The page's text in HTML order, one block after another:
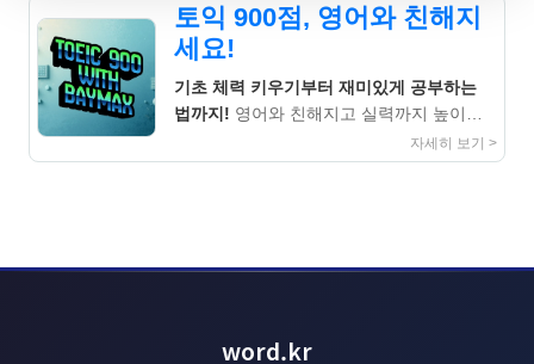
토익 900점, 영어와 친해지
세요!
기초 체력 키우기부터 재미있게 공부하는
법까지! 영어와 친해지고 실력까지 높이는
자세히 보기 >
word.kr